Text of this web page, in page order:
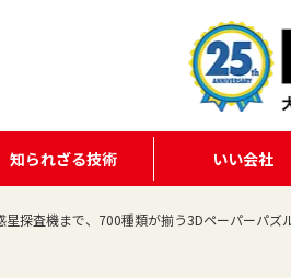
知られざる技術 いい会社
星探査機まで、700種類が揃う3Dペーパーパズ